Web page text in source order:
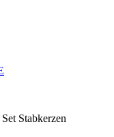
Stabkerzen